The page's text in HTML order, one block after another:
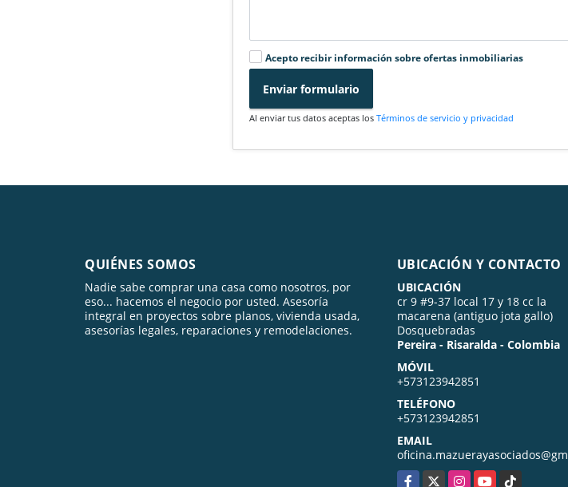
Acepto recibir información sobre ofertas inmobiliarias
Enviar formulario
Al enviar tus datos aceptas losTérminos de servicio y privacidad
QUIÉNES SOMOS
Nadie sabe comprar una casa como nosotros, por
eso... hacemos el negocio por usted. Asesoría
integral en proyectos sobre planos, vivienda usada,
asesorías legales, reparaciones y remodelaciones.
UBICACIÓN Y CONTACTO
UBICACIÓN
cr 9 #9-37 local 17 y 18 cc la
macarena (antiguo jota gallo)
Dosquebradas
Pereira - Risaralda - Colombia
MÓVIL
+573123942851
TELÉFONO
+573123942851
EMAIL
Facebook
X InstagramYouTubeTikTok